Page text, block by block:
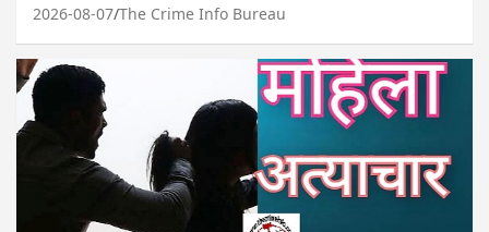
2026-08-07 The Crime Info Bureau